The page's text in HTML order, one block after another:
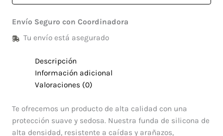
Envío Seguro con Coordinadora
Tu envío está asegurado
Descripción
Información adicional
Valoraciones (0)
Te ofrecemos un producto de alta calidad con una
protección suave y sedosa. Nuestra funda de silicona de
alta densidad, resistente a caídas y arañazos,